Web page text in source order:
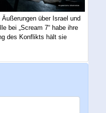
über Israel und
bei „Scream 7“ habe ihre
des Konflikts hält sie